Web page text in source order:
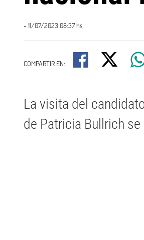
- 11/07/2023 08:37 hs
COMPARTIR EN:
La visita del
de Patricia Bullrich